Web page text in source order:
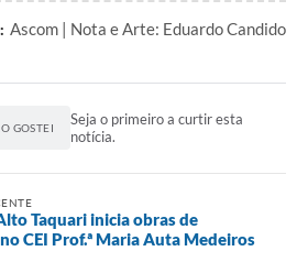
Ascom | Nota e Arte: Eduardo Candido
GOSTEI
Seja o primeiro a curtir esta
notícia.
Taquari inicia obras de
CEI Prof.ª Maria Auta Medeiros